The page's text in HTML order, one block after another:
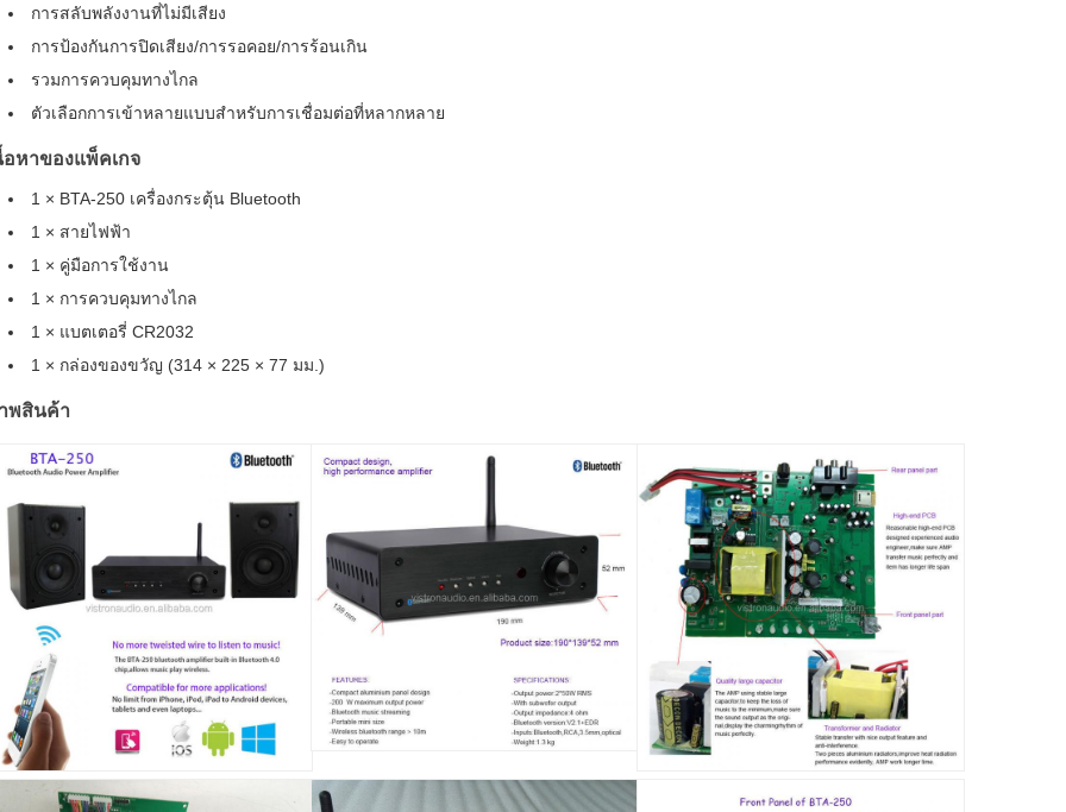
การสลับพลังงานที่ไม่มีเสียง
การป้องกันการปิดเสียง/การรอคอย/การร้อนเกิน
รวมการควบคุมทางไกล
ตัวเลือกการเข้าหลายแบบสําหรับการเชื่อมต่อที่หลากหลาย
อหาของแพ็คเกจ
1 × BTA-250 เครื่องกระตุ้น Bluetooth
1 × สายไฟฟ้า
1 × คู่มือการใช้งาน
1 × การควบคุมทางไกล
1 × แบตเตอรี่ CR2032
1 × กล่องของขวัญ (314 × 225 × 77 มม.)
พสินค้า